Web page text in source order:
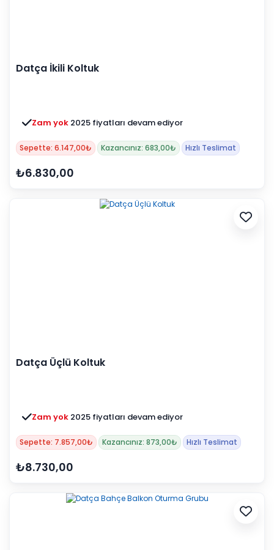
Datça İkili Koltuk
Zam yok 2025 fiyatları devam ediyor
Sepette: 6.147,00₺ Kazancınız: 683,00₺ Hızlı Teslimat
₺6.830,00
Datça Üçlü Koltuk
Zam yok 2025 fiyatları devam ediyor
Sepette: 7.857,00₺ Kazancınız: 873,00₺ Hızlı Teslimat
₺8.730,00